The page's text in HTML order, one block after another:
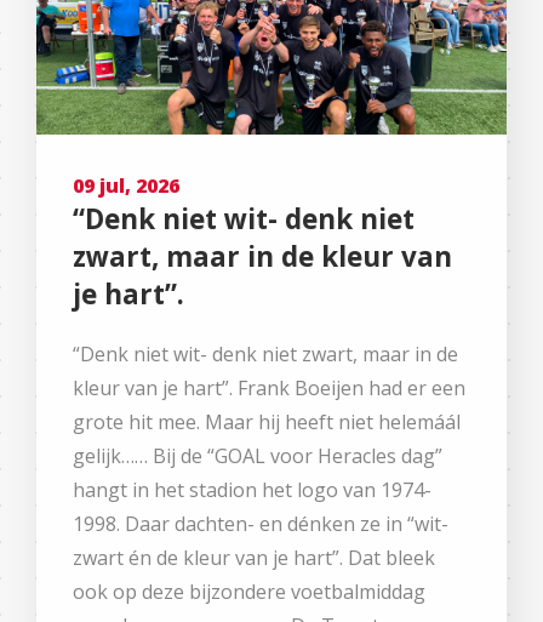
09 jul, 2026
“Denk niet wit- denk niet
zwart, maar in de kleur van
je hart”.
“Denk niet wit- denk niet zwart, maar in de
kleur van je hart”. Frank Boeijen had er een
grote hit mee. Maar hij heeft niet helemáál
gelijk…… Bij de “GOAL voor Heracles dag”
hangt in het stadion het logo van 1974-
1998. Daar dachten- en dénken ze in “wit-
zwart én de kleur van je hart”. Dat bleek
ook op deze bijzondere voetbalmiddag